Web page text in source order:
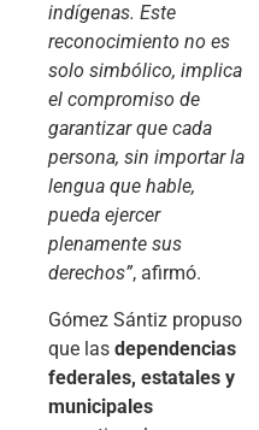
indígenas. Este
reconocimiento no es
solo simbólico, implica
el compromiso de
garantizar que cada
persona, sin importar la
lengua que hable,
pueda ejercer
plenamente sus
derechos”, afirmó.
Gómez Sántiz propuso
que las dependencias
federales, estatales y
municipales